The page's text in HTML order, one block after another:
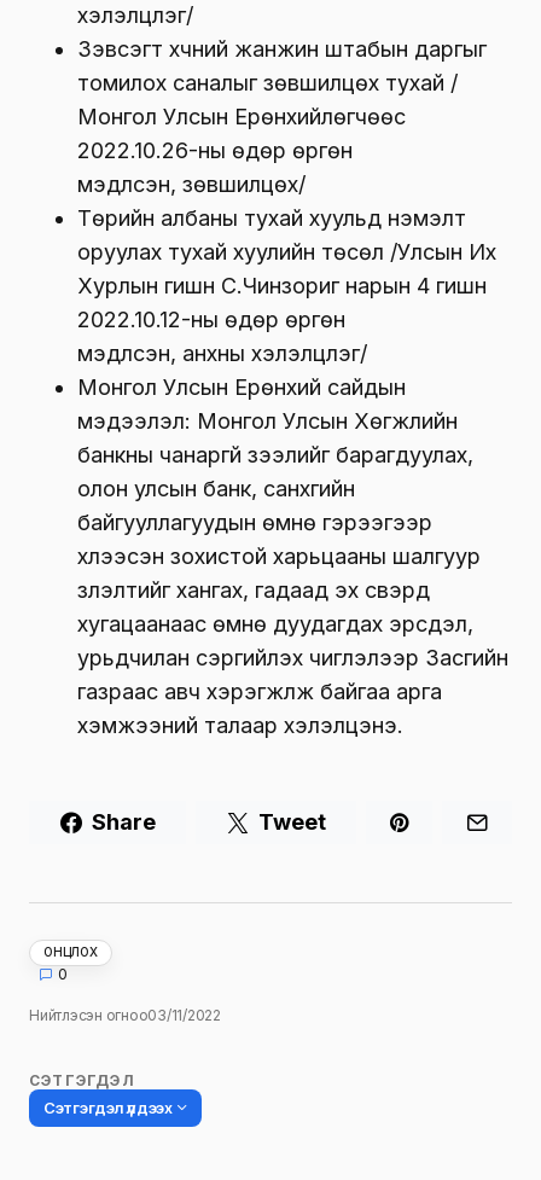
хэлэлцүүлэг/
Зэвсэгт хүчний жанжин штабын даргыг
томилох саналыг зөвшилцөх тухай /
Монгол Улсын Ерөнхийлөгчөөс
2022.10.26-ны өдөр өргөн
мэдүүлсэн, зөвшилцөх/
Төрийн албаны тухай хуульд нэмэлт
оруулах тухай хуулийн төсөл /Улсын Их
Хурлын гишүүн С.Чинзориг нарын 4 гишүүн
2022.10.12-ны өдөр өргөн
мэдүүлсэн, анхны хэлэлцүүлэг/
Монгол Улсын Ерөнхий сайдын
мэдээлэл: Монгол Улсын Хөгжлийн
банкны чанаргүй зээлийг барагдуулах,
олон улсын банк, санхүүгийн
байгууллагуудын өмнө гэрээгээр
хүлээсэн зохистой харьцааны шалгуур
үзүүлэлтийг хангах, гадаад эх үүсвэрүүд
хугацаанаас өмнө дуудагдах эрсдэл,
урьдчилан сэргийлэх чиглэлээр Засгийн
газраас авч хэрэгжүүлж байгаа арга
хэмжээний талаар хэлэлцэнэ.
Share Tweet
ОНЦЛОХ
0
Нийтлэсэн огноо03/11/2022
СЭТГЭГДЭЛ
Сэтгэгдэл үлдээх